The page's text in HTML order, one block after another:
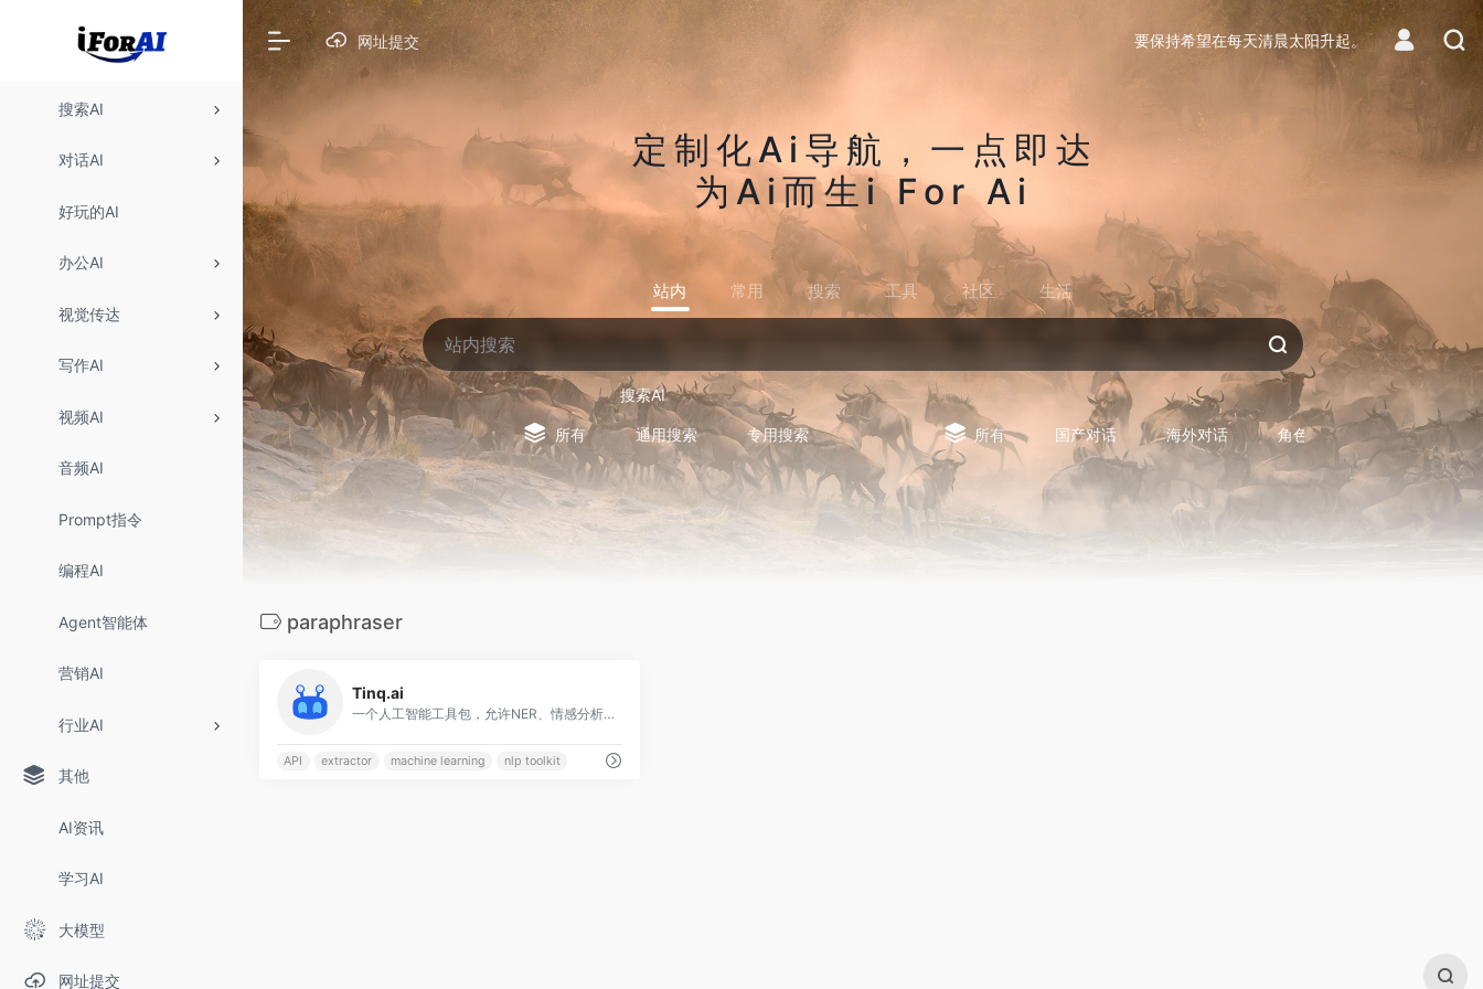
搜索AI
对话AI
好玩的AI
办公AI
视觉传达
写作AI
视频AI
音频AI
Prompt指令
编程AI
Agent智能体
营销AI
行业AI
其他
AI资讯
学习AI
大模型
网址提交
网址提交 要保持希望在每天清晨太阳升起。
定制化Ai导航，一点即达
为Ai而生i For Ai
站内 常用 搜索 工具 社区 生活
搜索AI
所有 通用搜索 专用搜索
对话AI
所有 国产对话 海外对话 角色型对话 专用型对话
paraphraser
Tinq.ai
一个人工智能工具包，允许NER、情感分析、文本分类、摘要、问题回答、文本生成和语言检测。
API extractor machine learning nlp toolkit